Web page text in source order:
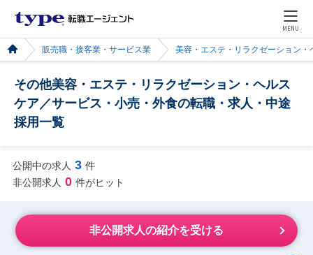
MENU
販売職・接客業・サービス業 美容・エステ・リラクゼーション・
その他美容・エステ・リラクゼーション・ヘルス
ケア／サービス・小売・外食の転職・求人・中途
採用一覧
公開中の求人 3 件
非公開求人 0 件がヒット
非公開求人の紹介を受ける